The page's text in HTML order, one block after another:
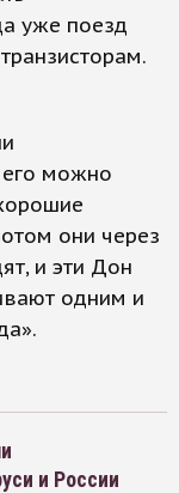
уже поезд
его можно
они через
и эти Дон
одним и
и России